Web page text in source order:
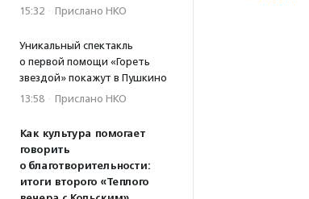
15:32 · Прислано НКО
Уникальный спектакль
о первой помощи «Гореть
звездой» покажут в Пушкино
13:58 · Прислано НКО
Как культура помогает
говорить
о благотворительности:
итоги второго «Теплого